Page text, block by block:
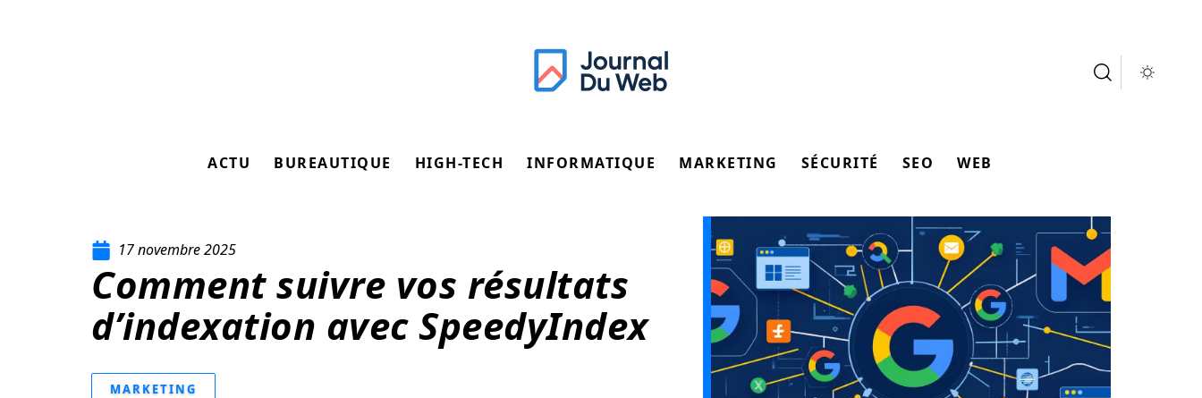
ACTU BUREAUTIQUE HIGH-TECH INFORMATIQUE MARKETING SÉCURITÉ SEO WEB
17 novembre 2025
Comment suivre vos résultats
d’indexation avec SpeedyIndex
MARKETING